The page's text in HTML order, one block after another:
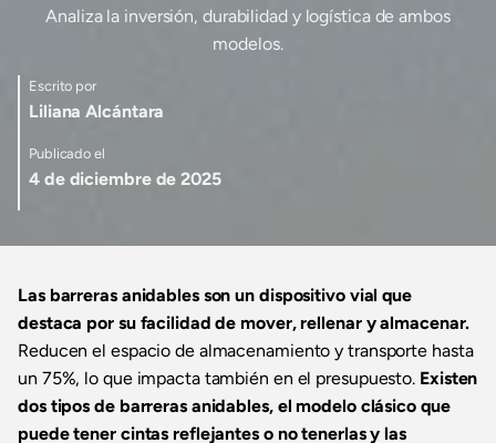
Analiza la inversión, durabilidad y logística de ambos
modelos.
Escrito por
Liliana Alcántara
Publicado el
4 de diciembre de 2025
Las barreras anidables son un dispositivo vial que
destaca por su facilidad de mover, rellenar y almacenar.
Reducen el espacio de almacenamiento y transporte hasta
un 75%, lo que impacta también en el presupuesto. Existen
dos tipos de barreras anidables, el modelo clásico que
puede tener cintas reflejantes o no tenerlas y las